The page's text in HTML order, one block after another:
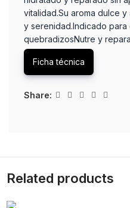
vitalidad.Su aroma dulce
y serenidad.Indicado
quebradizosNutre y repara
Ficha técnica
Share:
Related products